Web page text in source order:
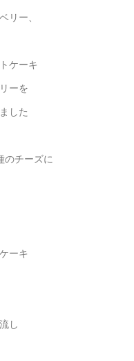
リー、
ケーキ
ーを
した
のチーズに
ーキ
し